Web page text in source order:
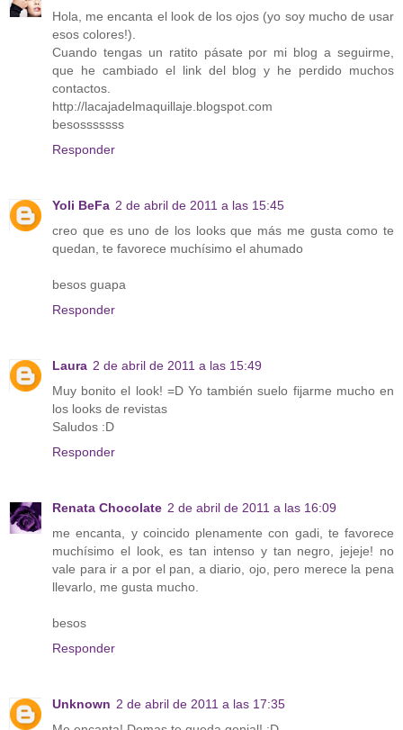
Hola, me encanta el look de los ojos (yo soy mucho de usar
esos colores!).
Cuando tengas un ratito pásate por mi blog a seguirme,
que he cambiado el link del blog y he perdido muchos
contactos.
http://lacajadelmaquillaje.blogspot.com
besosssssss
Responder
Yoli BeFa 2 de abril de 2011 a las 15:45
creo que es uno de los looks que más me gusta como te
quedan, te favorece muchísimo el ahumado
besos guapa
Responder
Laura 2 de abril de 2011 a las 15:49
Muy bonito el look! =D Yo también suelo fijarme mucho en
los looks de revistas
Saludos :D
Responder
Renata Chocolate 2 de abril de 2011 a las 16:09
me encanta, y coincido plenamente con gadi, te favorece
muchísimo el look, es tan intenso y tan negro, jejeje! no
vale para ir a por el pan, a diario, ojo, pero merece la pena
llevarlo, me gusta mucho.
besos
Responder
Unknown 2 de abril de 2011 a las 17:35